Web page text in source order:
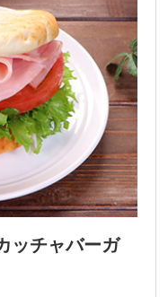
ッチャバーガ